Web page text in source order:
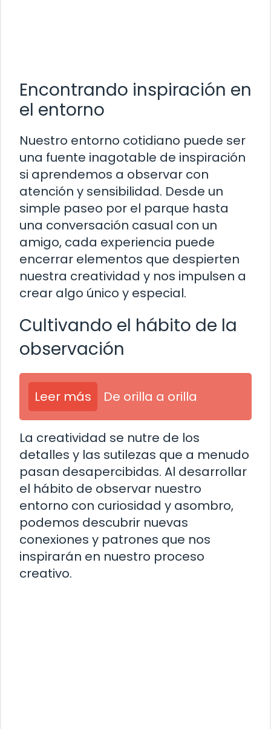
Encontrando inspiración en
el entorno
Nuestro entorno cotidiano puede ser
una fuente inagotable de inspiración
si aprendemos a observar con
atención y sensibilidad. Desde un
simple paseo por el parque hasta
una conversación casual con un
amigo, cada experiencia puede
encerrar elementos que despierten
nuestra creatividad y nos impulsen a
crear algo único y especial.
Cultivando el hábito de la
observación
Leer más De orilla a orilla
La creatividad se nutre de los
detalles y las sutilezas que a menudo
pasan desapercibidas. Al desarrollar
el hábito de observar nuestro
entorno con curiosidad y asombro,
podemos descubrir nuevas
conexiones y patrones que nos
inspirarán en nuestro proceso
creativo.